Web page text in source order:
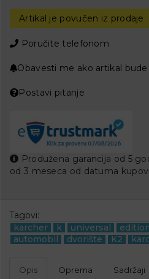
Artikal je povučen iz prodaje
Poručite telefonom
Obavesti me ako artikal bude
Postavi pitanje
Produžena garancija od 5
od 3 meseca od datuma
Tagovi:
karcher
k universal
automobil
dvorište K2
Opis Oprema Sadržaji